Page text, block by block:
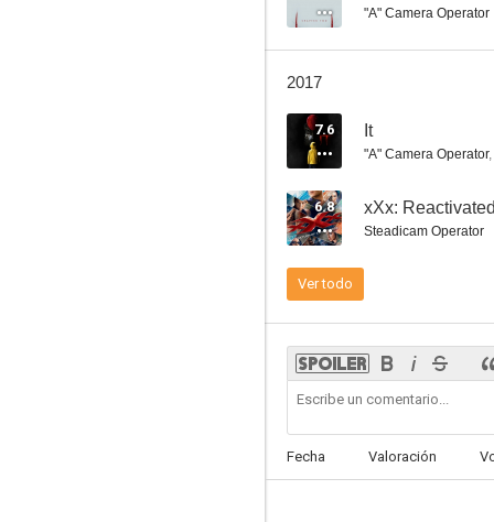
6.5
6.2
"A" Camera Operator
2017
7.6 It
"A" Camera Operator,
6.8 xXx:
Steadicam Operator
Ver todo
Fecha Valoración